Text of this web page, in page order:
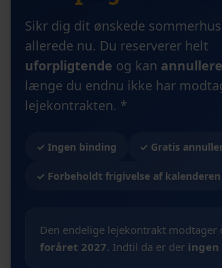
Sikr dig dit ønskede
allerede nu. Du reserverer helt
uforpligtende og kan
længe du endnu ikke har
lejekontrakten. *
✓ Ingen binding ✓ Gratis
✓ Forbeholdt frigivelse af kalenderen
Den endelige lejekontrakt modtager
foråret 2027. Indtil da er der